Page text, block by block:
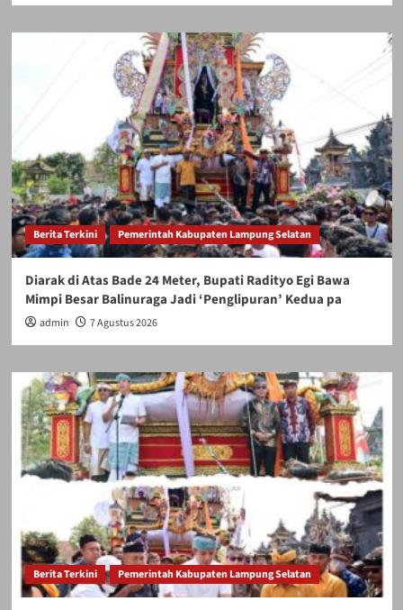
Berita Terkini Pemerintah Kabupaten Lampung Selatan
Diarak di Atas Bade 24 Meter, Bupati Radityo Egi Bawa
Mimpi Besar Balinuraga Jadi ‘Penglipuran’ Kedua pa
admin 7 Agustus 2026
Berita Terkini Pemerintah Kabupaten Lampung Selatan